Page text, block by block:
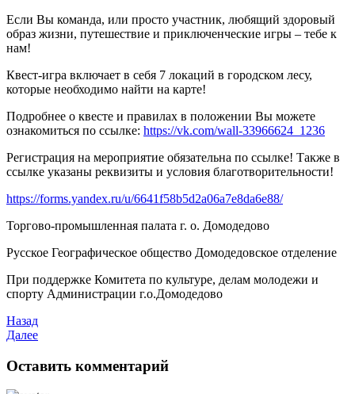
Если Вы команда, или просто участник, любящий здоровый
образ жизни, путешествие и приключенческие игры – тебе к
нам!
Квест-игра включает в себя 7 локаций в городском лесу,
которые необходимо найти на карте!
Подробнее о квесте и правилах в положении Вы можете
ознакомиться по ссылке: https://vk.com/wall-33966624_1236
Регистрация на мероприятие обязательна по ссылке! Также в
ссылке указаны реквизиты и условия благотворительности!
https://forms.yandex.ru/u/6641f58b5d2a06a7e8da6e88/
Торгово-промышленная палата г. о. Домодедово
Русское Географическое общество Домодедовское отделение
При поддержке Комитета по культуре, делам молодежи и
спорту Администрации г.о.Домодедово
Назад
Далее
Оставить комментарий